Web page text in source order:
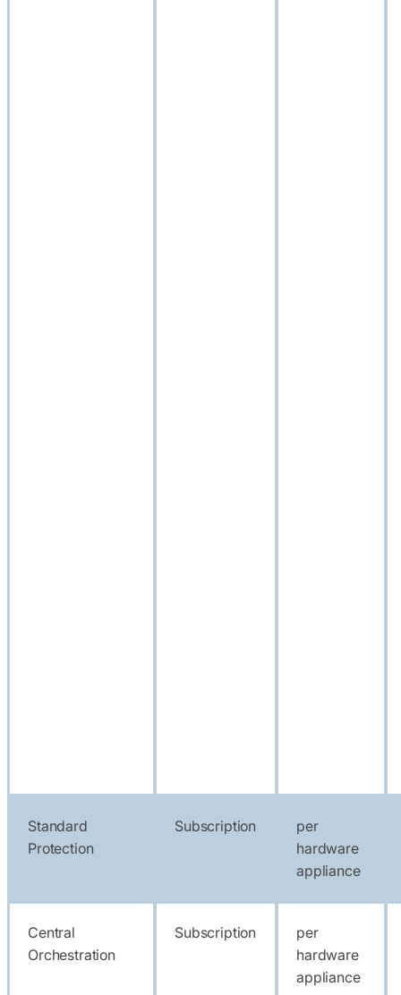
Standard
Protection
Subscription
per
hardware
appliance
Central
Orchestration
Subscription
per
hardware
appliance